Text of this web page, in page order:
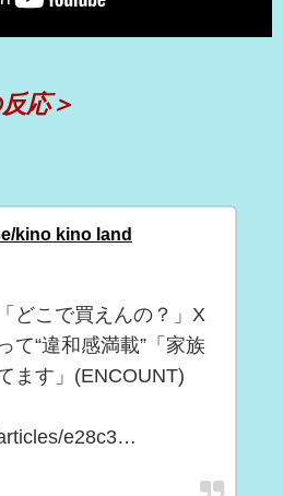
応＞
kino kino land
どこで買えんの？」X
“違和感満載”「家族
ます」(ENCOUNT)
e28c3…